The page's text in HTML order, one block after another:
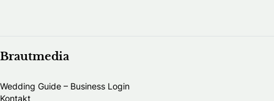
Brautmedia
Wedding Guide – Business Login
Kontakt